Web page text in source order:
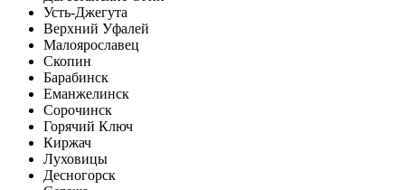
Усть-Джегута
Верхний Уфалей
Малоярославец
Скопин
Барабинск
Еманжелинск
Сорочинск
Горячий Ключ
Киржач
Луховицы
Десногорск